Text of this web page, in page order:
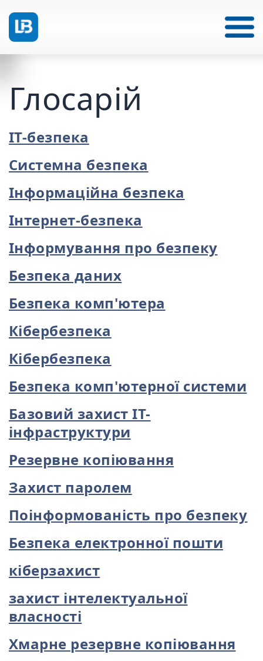
Глосарій
ІТ-безпека
Системна безпека
Інформаційна безпека
Інтернет-безпека
Інформування про безпеку
Безпека даних
Безпека комп'ютера
Кібербезпека
Кібербезпека
Безпека комп'ютерної системи
Базовий захист ІТ-
інфраструктури
Резервне копіювання
Захист паролем
Поінформованість про безпеку
Безпека електронної пошти
кіберзахист
захист інтелектуальної
власності
Хмарне резервне копіювання